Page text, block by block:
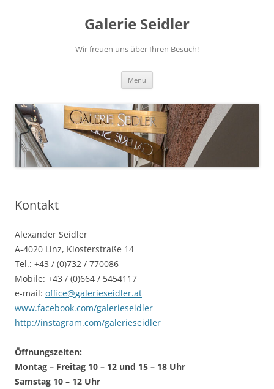
Galerie Seidler
Wir freuen uns über Ihren Besuch!
Menü
Kontakt
Alexander Seidler
A-4020 Linz, Klosterstraße 14
Tel.: +43 / (0)732 / 770086
Mobile: +43 / (0)664 / 5454117
e-mail: office@galerieseidler.at
www.facebook.com/galerieseidler
http://instagram.com/galerieseidler
Öffnungszeiten:
Montag – Freitag 10 – 12 und 15 – 18 Uhr
Samstag 10 – 12 Uhr